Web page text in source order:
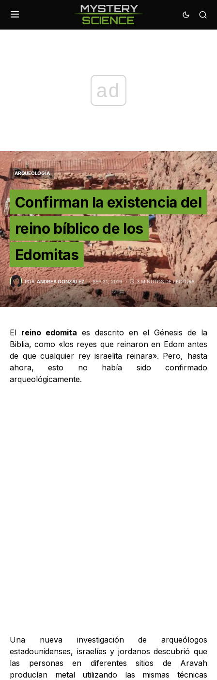
ad
ARQUEOLOGÍA
Confirman la existencia del
reino bíblico de los
Edomitas
POR ANDREA GONZÁLEZ SEP 21, 2019 3 MINUTOS DE LECTURA
El reino edomita es descrito en el Génesis de la
Biblia, como «los reyes que reinaron en Edom antes
de que cualquier rey israelita reinara». Pero, hasta
ahora, esto no había sido confirmado
arqueológicamente.
Una nueva investigación de arqueólogos
estadounidenses, israelíes y jordanos descubrió que
las personas en diferentes sitios de Aravah
producían metal utilizando las mismas técnicas